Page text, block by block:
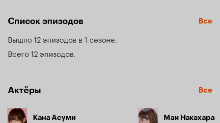
августовской жары.
Список эпизодов Все
Вышло 12 эпизодов в 1 сезоне
Всего 12 эпизодов
Актёры Все
Кана Асуми Маи Накахара